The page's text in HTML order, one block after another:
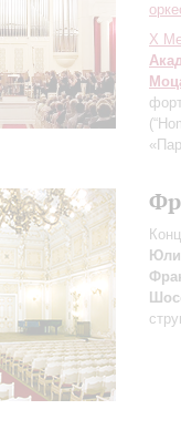
X